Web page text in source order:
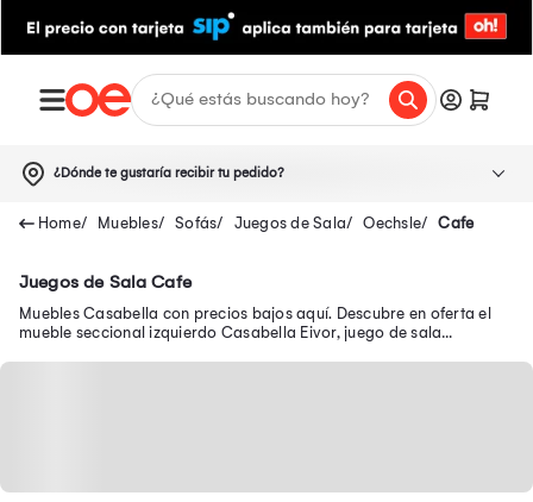
¿Dónde te gustaría recibir tu pedido?
Muebles Sofás Juegos de Sala Oechsle Cafe
Juegos de Sala Cafe
Muebles Casabella con precios bajos aquí. Descubre en oferta el
mueble seccional izquierdo Casabella Eivor, juego de sala